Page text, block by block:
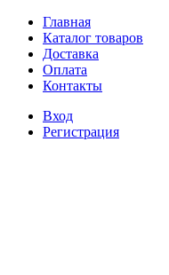
Главная
Каталог товаров
Доставка
Оплата
Контакты
Вход
Регистрация